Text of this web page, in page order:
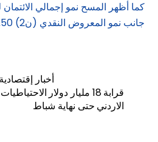
جانب نمو المعروض النقدي (ن2) 6.50 % على أساس سنوي.
أخبار
قرابة 18 مليار دولار
الاردني حتى نهاية شباط